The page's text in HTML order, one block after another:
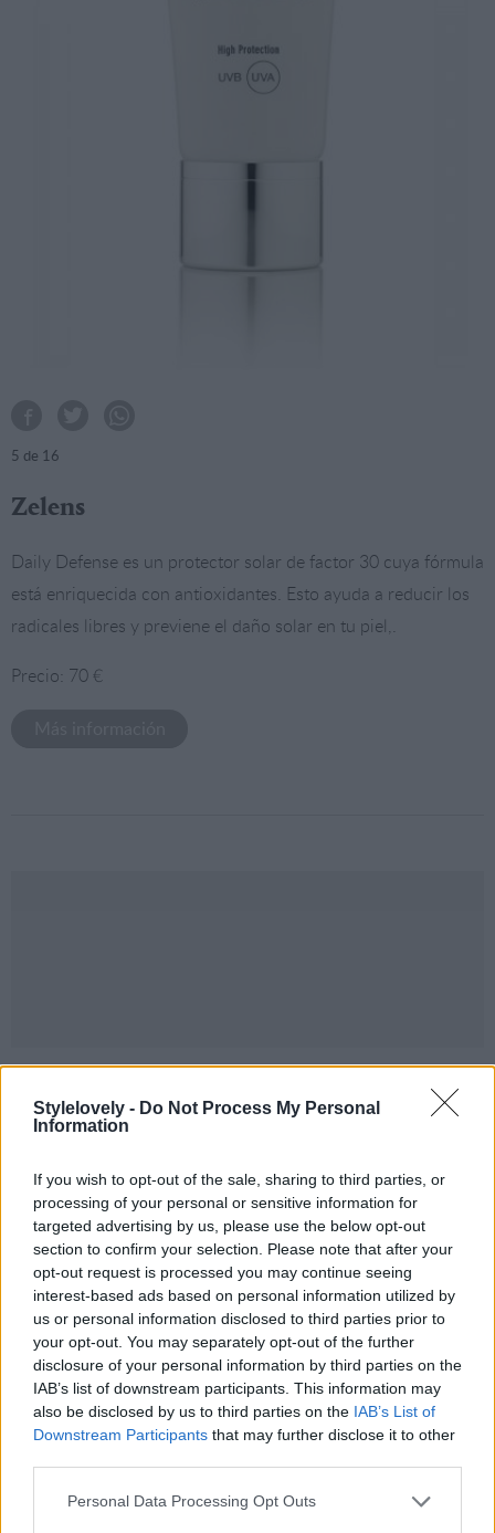
Stylelovely - Do Not Process My Personal
Information
If you wish to opt-out of the sale, sharing to third parties, or
processing of your personal or sensitive information for
targeted advertising by us, please use the below opt-out
section to confirm your selection. Please note that after your
opt-out request is processed you may continue seeing
interest-based ads based on personal information utilized by
us or personal information disclosed to third parties prior to
your opt-out. You may separately opt-out of the further
disclosure of your personal information by third parties on the
IAB’s list of downstream participants. This information may
also be disclosed by us to third parties on the IAB’s List of
Downstream Participants that may further disclose it to other
Personal Data Processing Opt Outs
5 de 16
Zelens
Daily Defense es un protector solar de factor 30 cuya fórmula
está enriquecida con antioxidantes. Esto ayuda a reducir los
radicales libres y previene el daño solar en tu piel,.
Precio: 70 €